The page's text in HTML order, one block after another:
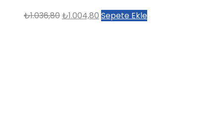
₺1.036,80Orijinal
₺1.004,80 Şu
Sepete Ekle